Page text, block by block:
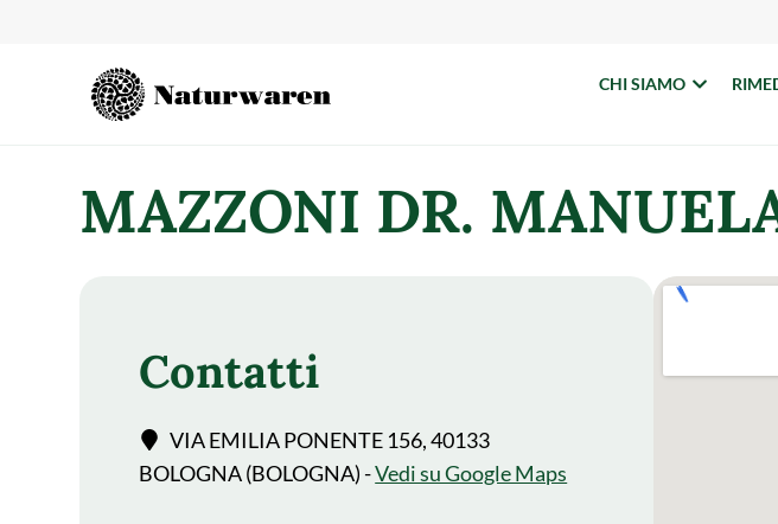
CHI SIAMO
MAZZONI DR.
Contatti
VIA EMILIA PONENTE 156, 40133
BOLOGNA (BOLOGNA) -Vedi su Google Maps